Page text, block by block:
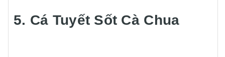
5. Cá Tuyết Sốt Cà Chua